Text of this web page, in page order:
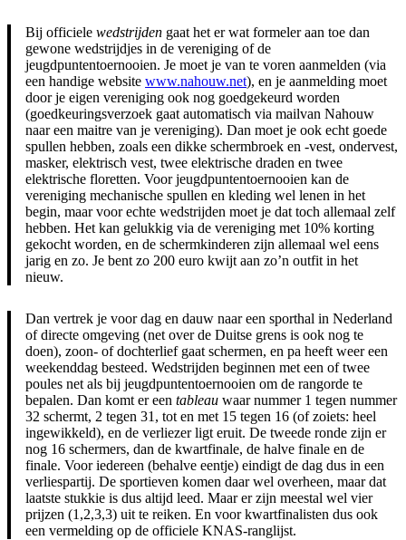
Bij officiele wedstrijden gaat het er wat formeler aan toe dan
gewone wedstrijdjes in de vereniging of de
jeugdpuntentoernooien. Je moet je van te voren aanmelden (via
een handige website www.nahouw.net), en je aanmelding moet
door je eigen vereniging ook nog goedgekeurd worden
(goedkeuringsverzoek gaat automatisch via mailvan Nahouw
naar een maitre van je vereniging). Dan moet je ook echt goede
spullen hebben, zoals een dikke schermbroek en -vest, ondervest,
masker, elektrisch vest, twee elektrische draden en twee
elektrische floretten. Voor jeugdpuntentoernooien kan de
vereniging mechanische spullen en kleding wel lenen in het
begin, maar voor echte wedstrijden moet je dat toch allemaal zelf
hebben. Het kan gelukkig via de vereniging met 10% korting
gekocht worden, en de schermkinderen zijn allemaal wel eens
jarig en zo. Je bent zo 200 euro kwijt aan zo’n outfit in het
nieuw.
Dan vertrek je voor dag en dauw naar een sporthal in Nederland
of directe omgeving (net over de Duitse grens is ook nog te
doen), zoon- of dochterlief gaat schermen, en pa heeft weer een
weekenddag besteed. Wedstrijden beginnen met een of twee
poules net als bij jeugdpuntentoernooien om de rangorde te
bepalen. Dan komt er een tableau waar nummer 1 tegen nummer
32 schermt, 2 tegen 31, tot en met 15 tegen 16 (of zoiets: heel
ingewikkeld), en de verliezer ligt eruit. De tweede ronde zijn er
nog 16 schermers, dan de kwartfinale, de halve finale en de
finale. Voor iedereen (behalve eentje) eindigt de dag dus in een
verliespartij. De sportieven komen daar wel overheen, maar dat
laatste stukkie is dus altijd leed. Maar er zijn meestal wel vier
prijzen (1,2,3,3) uit te reiken. En voor kwartfinalisten dus ook
een vermelding op de officiele KNAS-ranglijst.